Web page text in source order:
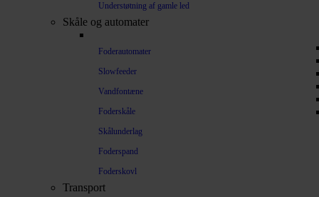
Understøtning af gamle led
Skåle og automater
Foderautomater
Slowfeeder
Vandfontæne
Foderskåle
Skålunderlag
Foderspand
Foderskovl
Transport